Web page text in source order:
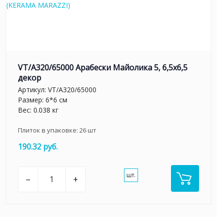
VT/A320/65000 Арабески Майолика 5, 6,5х6,5
декор
Артикул: VT/A320/65000
Размер: 6*6 см
Вес: 0.038 кг
Плиток в упаковке: 26шт
190.32 руб.
– + шт.